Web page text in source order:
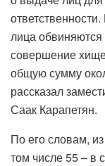
лица
совершение
общую сумму
рассказал
Саак Карапетян.
По его словам,
том числе 55 – в